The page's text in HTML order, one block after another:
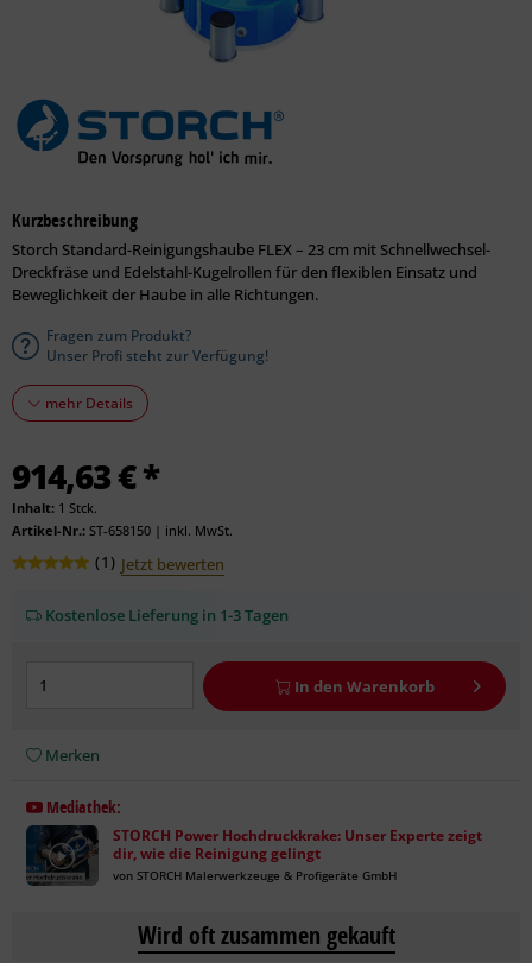
Kurzbeschreibung
Storch Standard-Reinigungshaube FLEX – 23 cm mit Schnellwechsel-
Dreckfräse und Edelstahl-Kugelrollen für den flexiblen Einsatz und
Beweglichkeit der Haube in alle Richtungen.
Fragen zum Produkt?
Unser Profi steht zur Verfügung!
mehr Details
914,63 € *
Inhalt: 1 Stck.
Artikel-Nr.: ST-658150 | inkl. MwSt.
(1) Jetzt bewerten
Kostenlose Lieferung in 1-3 Tagen
In den Warenkorb
Merken
Mediathek:
STORCH Power Hochdruckkrake: Unser Experte zeigt
dir, wie die Reinigung gelingt
von STORCH Malerwerkzeuge & Profigeräte GmbH
Wird oft zusammen gekauft